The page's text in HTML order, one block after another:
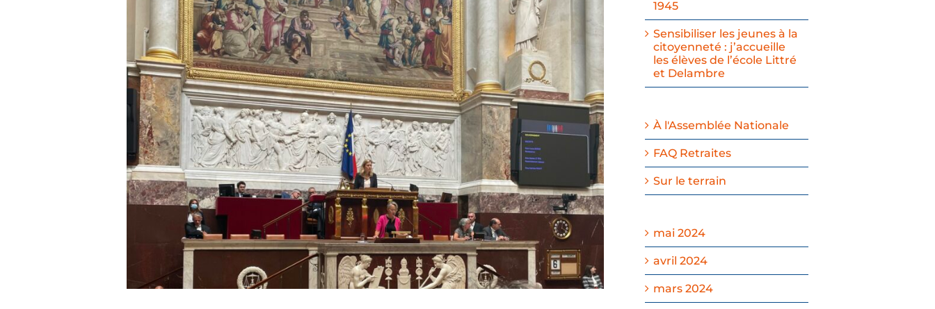
1945
Sensibiliser les jeunes à la
citoyenneté : j’accueille
les élèves de l’école Littré
et Delambre
À l'Assemblée Nationale
FAQ Retraites
Sur le terrain
mai 2024
avril 2024
mars 2024